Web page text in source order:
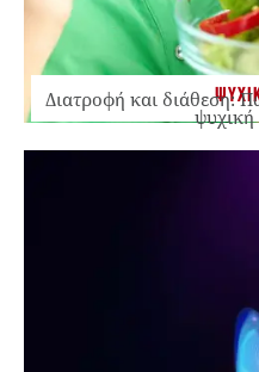
Διατροφή και διάθεση:
ψυχική